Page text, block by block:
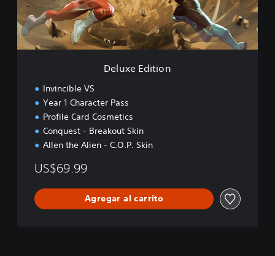
t
o
Deluxe Edition
Invincible VS
Year 1 Character Pass
Profile Card Cosmetics
Conquest - Breakout Skin
Allen the Alien - C.O.P. Skin
US$69.99
Agregar al carrito